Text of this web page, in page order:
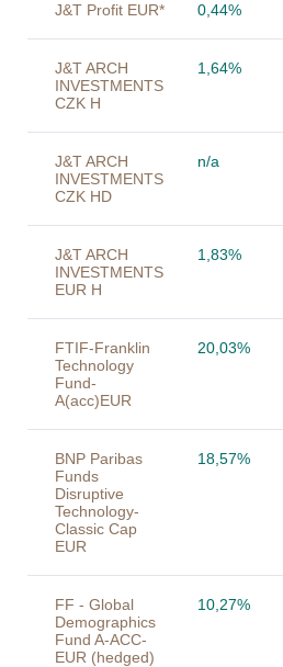
J&T Profit EUR* 0,44%
J&T ARCH
INVESTMENTS
CZK H
1,64%
J&T ARCH
INVESTMENTS
CZK HD
n/a
J&T ARCH
INVESTMENTS
EUR H
1,83%
FTIF-Franklin
Technology
Fund-
A(acc)EUR
20,03%
BNP Paribas
Funds
Disruptive
Technology-
Classic Cap
EUR
18,57%
FF - Global
Demographics
Fund A-ACC-
EUR (hedged)
10,27%